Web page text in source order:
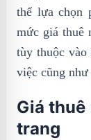
thể lựa chọn
mức giá thuê
tùy thuộc
việc cũng
Giá
trang